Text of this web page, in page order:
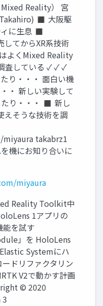
Reality） 宮
◼ 大阪駆
ィに生息 ◼
てからXR系技術
よくMixed Reality
査している ✓ ✓ ✓
り・・・ 面白い機
・ 新しい実験して
たり・・・ ◼ 新し
えそうな技術を調
takabrz1
機にお知り合いに
miyaura
Reality Toolkit中
1アプリの
能を試す
」を HoloLens
Systemにハ
ドリファクタリン
V2で動かす計画
© 2020
3